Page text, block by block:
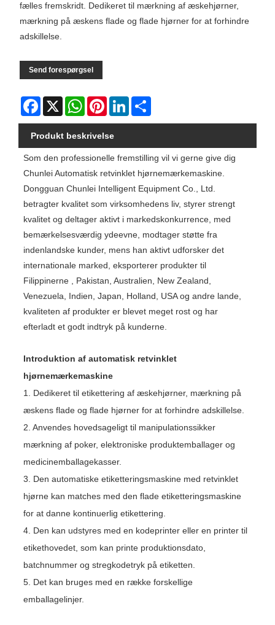
fælles fremskridt. Dedikeret til mærkning af æskehjørner,
mærkning på æskens flade og flade hjørner for at forhindre
adskillelse.
Send forespørgsel
Facebook
X WhatsAppPinterestLinkedIn
Produkt beskrivelse
Som den professionelle fremstilling vil vi gerne give dig
Chunlei Automatisk retvinklet hjørnemærkemaskine.
Dongguan Chunlei Intelligent Equipment Co., Ltd.
betragter kvalitet som virksomhedens liv, styrer strengt
kvalitet og deltager aktivt i markedskonkurrence, med
bemærkelsesværdig ydeevne, modtager støtte fra
indenlandske kunder, mens han aktivt udforsker det
internationale marked, eksporterer produkter til
Filippinerne , Pakistan, Australien, New Zealand,
Venezuela, Indien, Japan, Holland, USA og andre lande,
kvaliteten af ​​produkter er blevet meget rost og har
efterladt et godt indtryk på kunderne.
Introduktion af automatisk retvinklet
hjørnemærkemaskine
1. Dedikeret til etikettering af æskehjørner, mærkning på
æskens flade og flade hjørner for at forhindre adskillelse.
2. Anvendes hovedsageligt til manipulationssikker
mærkning af poker, elektroniske produktemballager og
medicinemballagekasser.
3. Den automatiske etiketteringsmaskine med retvinklet
hjørne kan matches med den flade etiketteringsmaskine
for at danne kontinuerlig etikettering.
4. Den kan udstyres med en kodeprinter eller en printer til
etikethovedet, som kan printe produktionsdato,
batchnummer og stregkodetryk på etiketten.
5. Det kan bruges med en række forskellige
emballagelinjer.